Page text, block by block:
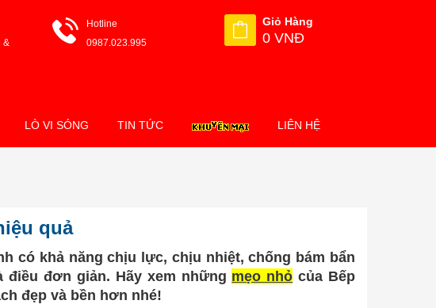
&
Hotline
0987.023.995
Giỏ Hàng
0 VNĐ
LÒ VI SÓNG TIN TỨC LIÊN HỆ
quả
có khả năng chịu lực, chịu nhiệt, chống bám bẩn
đơn giản. Hãy xem những mẹo nhỏ của Bếp
đẹp và bền hơn nhé!